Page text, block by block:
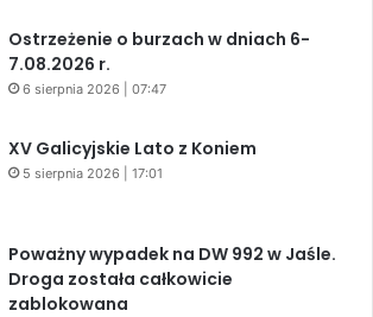
Ostrzeżenie o burzach w dniach 6-
7.08.2026 r.
6 sierpnia 2026 | 07:47
XV Galicyjskie Lato z Koniem
5 sierpnia 2026 | 17:01
Poważny wypadek na DW 992 w Jaśle.
Droga została całkowicie
zablokowana